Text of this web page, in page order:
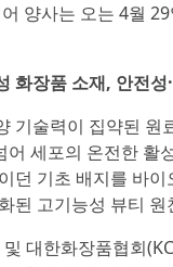
양사는 오는 4월
화장품 소재, 안전성
술력이 집약된 원료
어 세포의 온전한
던 기초 배지를 바
된 고기능성 뷰티
대한화장품협회